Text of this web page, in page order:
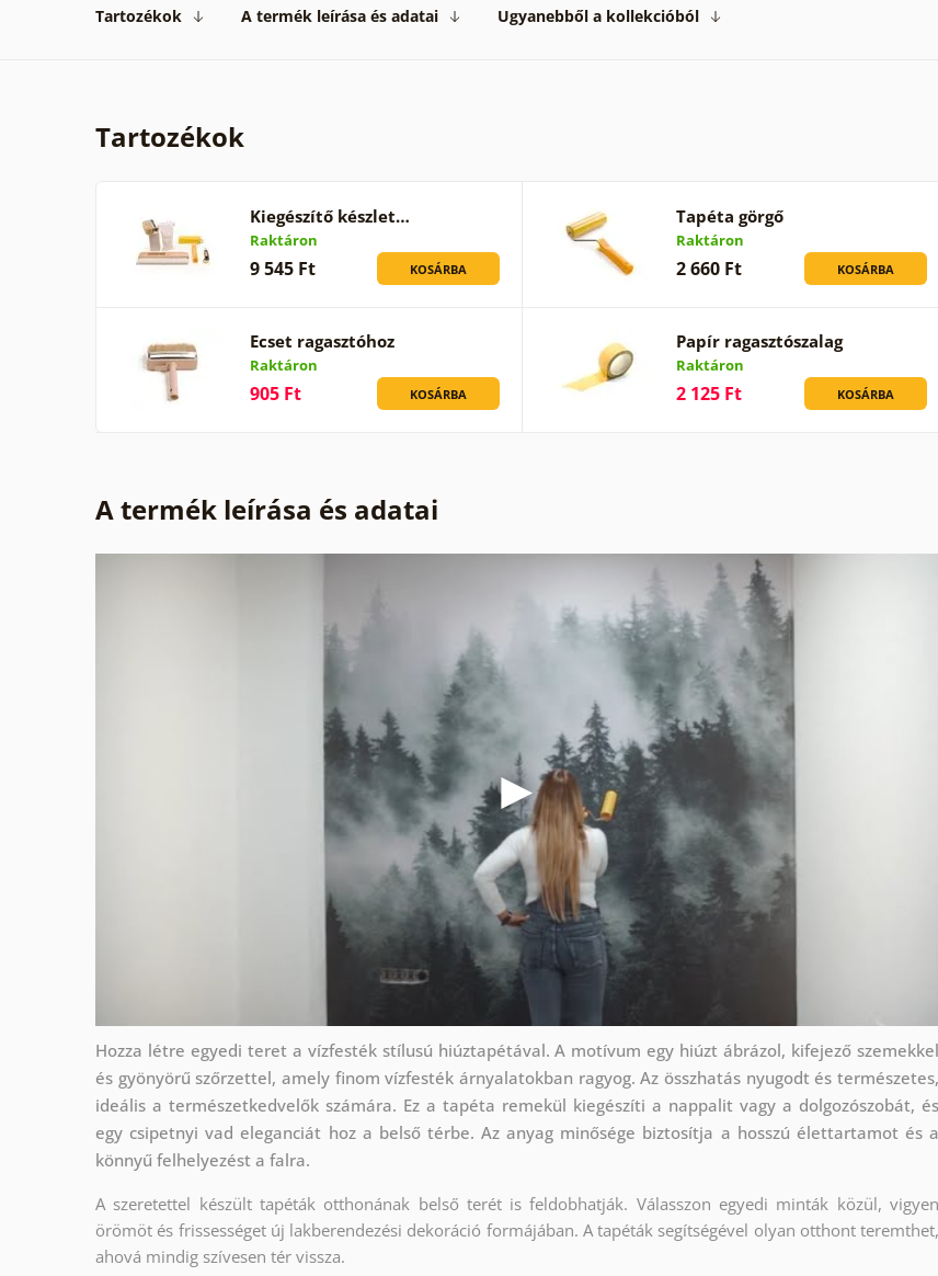
Tartozékok A termék leírása és adatai Ugyanebből a kollekcióból
Tartozékok
Kiegészítő készlet…
Raktáron
9 545 Ft KOSÁRBA
Tapéta görgő
Raktáron
2 660 Ft KOSÁRBA
Ecset ragasztóhoz
Raktáron
905 Ft KOSÁRBA
Papír ragasztószalag
Raktáron
2 125 Ft KOSÁRBA
A termék leírása és adatai
Hozza létre egyedi teret a vízfesték stílusú hiúztapétával. A motívum egy hiúzt ábrázol, kifejező szemekkel
és gyönyörű szőrzettel, amely finom vízfesték árnyalatokban ragyog. Az összhatás nyugodt és természetes,
ideális a természetkedvelők számára. Ez a tapéta remekül kiegészíti a nappalit vagy a dolgozószobát, és
egy csipetnyi vad eleganciát hoz a belső térbe. Az anyag minősége biztosítja a hosszú élettartamot és a
könnyű felhelyezést a falra.
A szeretettel készült tapéták otthonának belső terét is feldobhatják. Válasszon egyedi minták közül, vigyen
örömöt és frissességet új lakberendezési dekoráció formájában. A tapéták segítségével olyan otthont teremthet,
ahová mindig szívesen tér vissza.